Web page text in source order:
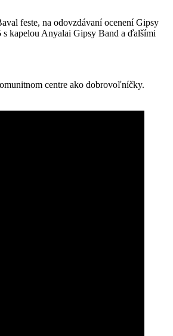
feste, na odovzdávaní ocenení Gipsy
s kapelou Anyalai Gipsy Band a ďalšími
centre ako dobrovoľníčky.